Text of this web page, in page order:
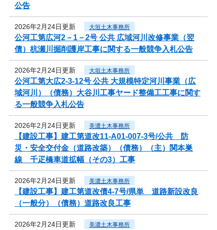
公告
2026年2月24日更新 大垣土木事務所
公河工第広河2－1－2号 公共 広域河川改修事業（翌
債）杭瀬川掘削護岸工事に関する一般競争入札公告
2026年2月24日更新 大垣土木事務所
公河工第大広2-3-12号 公共 大規模特定河川事業（広
域河川）（債務）大谷川工事ヤード整備工工事に関す
る一般競争入札公告
2026年2月24日更新 美濃土木事務所
【建設工事】建工第道改11-A01-007-3号/公共 防
災・安全交付金（道路改築）（債務）（主）関本巣
線 千疋橋車道拡幅（その3）工事
2026年2月24日更新 美濃土木事務所
【建設工事】建工第道改債4-7号/県単 道路新設改良
（一般分）（債務）道路改良工事
2026年2月24日更新 美濃土木事務所